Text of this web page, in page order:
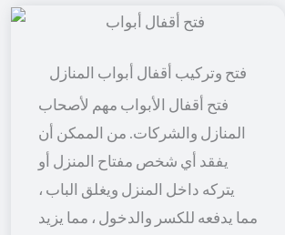
فتح وتركيب أقفال أبواب المنازل
فتح أقفال الأبواب مهم لأصحاب
المنازل والشركات. من الممكن أن
يفقد أي شخص مفتاح المنزل أو
يتركه داخل المنزل ويغلق الباب ،
مما يدفعه للكسر والدخول ، مما يزيد